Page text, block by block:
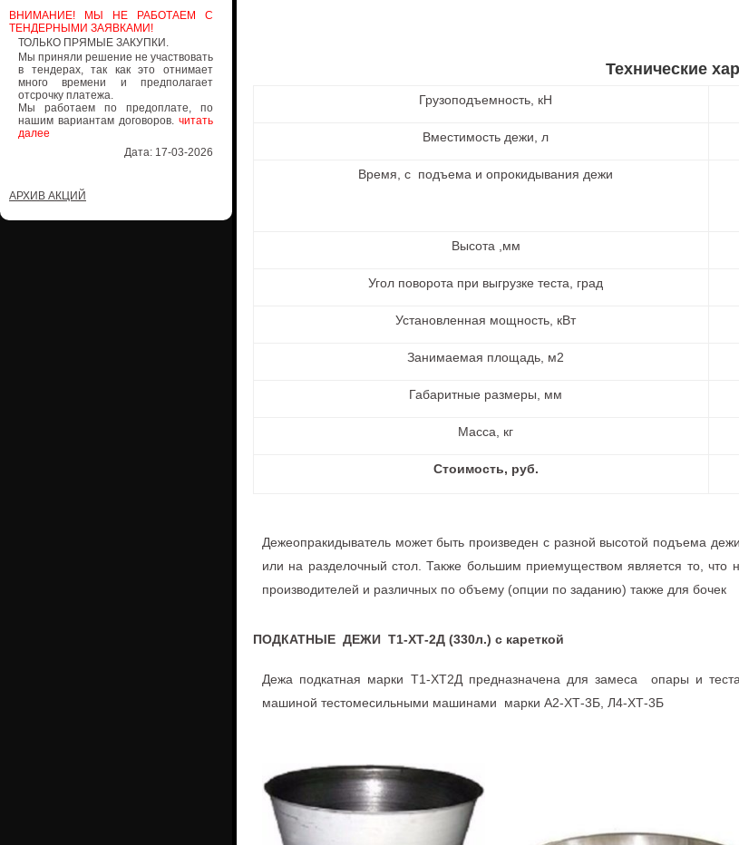
ВНИМАНИЕ! МЫ НЕ РАБОТАЕМ С
ТЕНДЕРНЫМИ ЗАЯВКАМИ!
ТОЛЬКО ПРЯМЫЕ ЗАКУПКИ.
Мы приняли решение не участвовать
в тендерах, так как это отнимает
много времени и предполагает
отсрочку платежа.
Мы работаем по предоплате, по
нашим вариантам договоров. читать
далее
Дата: 17-03-2026
АРХИВ АКЦИЙ
Технические
Грузоподъемность, кН
Вместимость дежи, л
Время, с подъема и опрокидывания дежи
Высота ,мм
Угол поворота при выгрузке теста, град
Установленная мощность, кВт
Занимаемая площадь, м2
Габаритные размеры, мм
Масса, кг
Стоимость, руб.
Дежеопракидыватель может быть произведен с разной высотой подъема
или на разделочный стол. Также большим приемуществом является то,
производителей и различных по объему (опции по заданию) также для бочек
ПОДКАТНЫЕ ДЕЖИ Т1-ХТ-2Д (330л.) с кареткой
Дежа подкатная марки Т1-ХТ2Д предназначена для замеса опары и
машиной тестомесильными машинами марки А2-ХТ-3Б, Л4-ХТ-3Б